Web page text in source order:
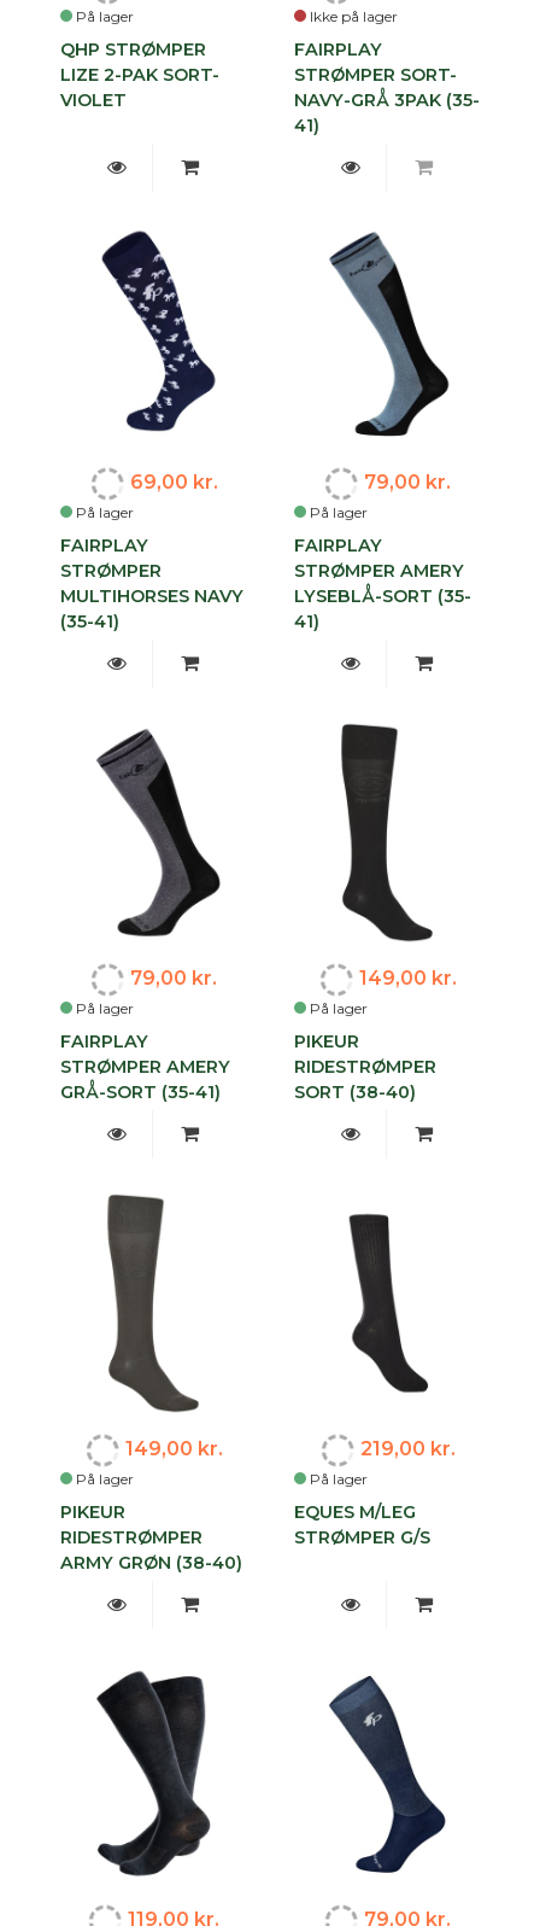
På lager
QHP STRØMPER
LIZE 2-PAK SORT-
VIOLET
Ikke på lager
FAIRPLAY
STRØMPER SORT-
NAVY-GRÅ 3PAK (35-
41)
På lager
69,00 kr.
FAIRPLAY
STRØMPER
MULTIHORSES NAVY
(35-41)
På lager
79,00 kr.
FAIRPLAY
STRØMPER AMERY
LYSEBLÅ-SORT (35-
41)
På lager
79,00 kr.
FAIRPLAY
STRØMPER AMERY
GRÅ-SORT (35-41)
På lager
149,00 kr.
PIKEUR
RIDESTRØMPER
SORT (38-40)
På lager
149,00 kr.
PIKEUR
RIDESTRØMPER
ARMY GRØN (38-40)
På lager
219,00 kr.
EQUES M/LEG
STRØMPER G/S
119,00 kr. 79,00 kr.